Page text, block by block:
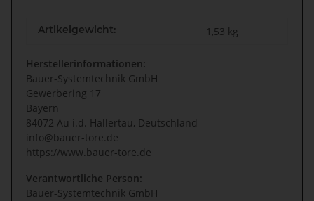
Artikelgewicht: 1,53 kg
Herstellerinformationen:
Bauer-Systemtechnik GmbH
Gewerbering 17
Bayern
84072 Au i.d. Hallertau, Deutschland
info@bauer-tore.de
https://www.bauer-tore.de
Verantwortliche Person:
Bauer-Systemtechnik GmbH